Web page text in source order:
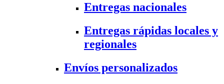
Entregas nacionales
Entregas rápidas locales y
regionales
Envíos personalizados